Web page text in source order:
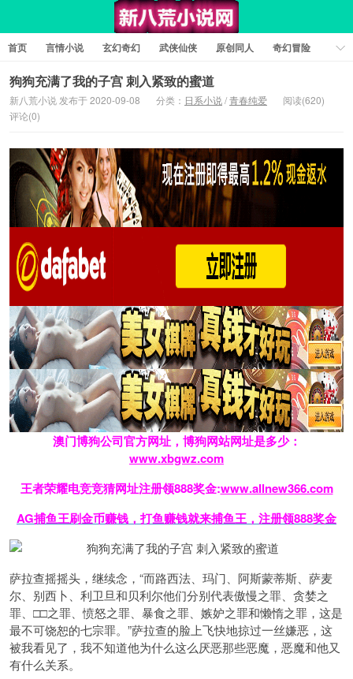
首页 言情小说 玄幻奇幻 武侠仙侠 原创同人
奇幻冒险
女性向小说
女生同人 情色工口 推理悬疑
军事历史
短篇小说 科幻未来 经典文学 耽美小说
狗狗充满了我的子宫 刺入紧致的蜜道
新八荒小说 发布于 2020-09-08 分类： 日系小说/青春纯爱
阅读(620)
评论(0)
澳门博狗公司官方网址，博狗网站网址是多少：
www.xbgwz.com
王者荣耀电竞竞猜网址注册领888奖金:www.allnew366.com
AG捕鱼王刷金币赚钱，打鱼赚钱就来捕鱼王，注册领888奖金
萨拉查摇摇头，继续念，“而路西法、玛门、阿斯蒙蒂斯、萨麦
尔、别西卜、利卫旦和贝利尔他们分别代表傲慢之罪、贪婪之
罪、□□之罪、愤怒之罪、暴食之罪、嫉妒之罪和懒惰之罪，这是
最不可饶恕的七宗罪。”萨拉查的脸上飞快地掠过一丝嫌恶，这
被我看见了，我不知道他为什么这么厌恶那些恶魔，恶魔和他又
有什么关系。